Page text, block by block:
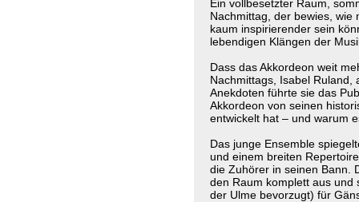
Ein vollbesetzter Raum,
Nachmittag, der bewies, wie
kaum inspirierender sein
lebendigen Klängen der
Dass das Akkordeon weit
Nachmittags, Isabel
Anekdoten führte sie das
Akkordeon von seinen
entwickelt hat – und warum
Das junge Ensemble
und einem breiten
die Zuhörer in seinen Bann.
den Raum komplett aus und
der Ulme bevorzugt) für